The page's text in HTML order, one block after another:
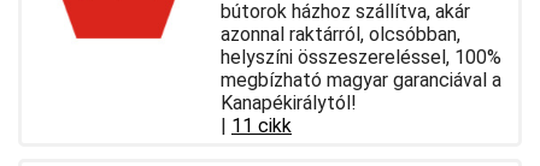
bútorok házhoz szállítva, akár
azonnal raktárról, olcsóbban,
helyszíni összeszereléssel, 100%
megbízható magyar garanciával a
Kanapékirálytól!
| 11 cikk